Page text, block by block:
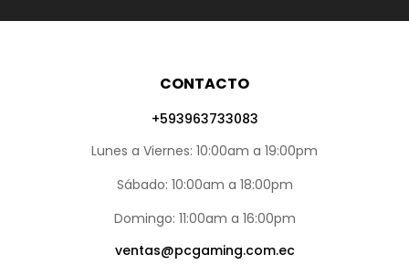
CONTACTO
+593963733083
Lunes a Viernes: 10:00am a 19:00pm
Sábado: 10:00am a 18:00pm
Domingo: 11:00am a 16:00pm
ventas@pcgaming.com.ec